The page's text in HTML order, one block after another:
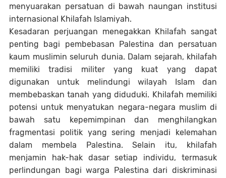
menyuarakan persatuan di bawah naungan institusi
internasional Khilafah Islamiyah.
Kesadaran perjuangan menegakkan Khilafah sangat
penting bagi pembebasan Palestina dan persatuan
kaum muslimin seluruh dunia. Dalam sejarah, khilafah
memiliki tradisi militer yang kuat yang dapat
digunakan untuk melindungi wilayah Islam dan
membebaskan tanah yang diduduki. Khilafah memiliki
potensi untuk menyatukan negara-negara muslim di
bawah satu kepemimpinan dan menghilangkan
fragmentasi politik yang sering menjadi kelemahan
dalam membela Palestina. Selain itu, khilafah
menjamin hak-hak dasar setiap individu, termasuk
perlindungan bagi warga Palestina dari diskriminasi